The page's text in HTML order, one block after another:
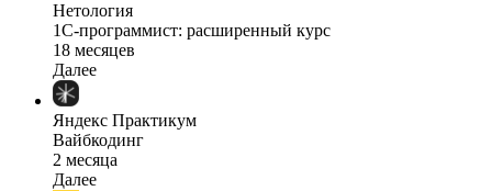
Нетология
1C-программист: расширенный курс
18 месяцев
Далее
Яндекс Практикум
Вайбкодинг
2 месяца
Далее